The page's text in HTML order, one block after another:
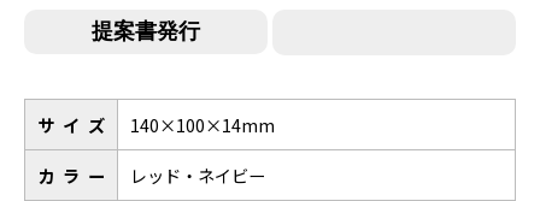
サイズ
140×100×14mm
カラー
レッド・ネイビー